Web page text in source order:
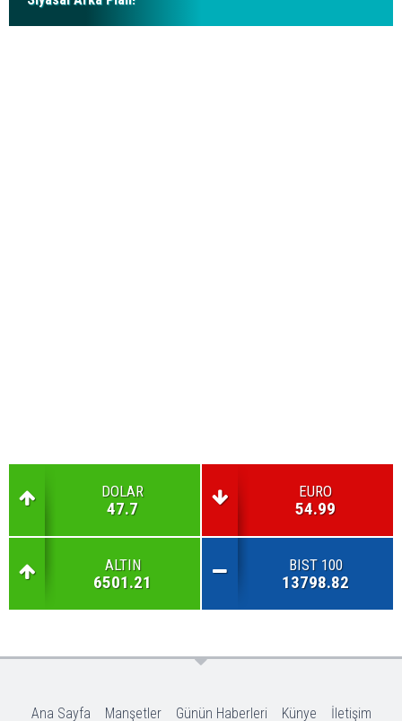
DOLAR
47.7
EURO
54.99
ALTIN
6501.21
BIST 100
13798.82
Ana Sayfa Manşetler Günün Haberleri Künye İletişim